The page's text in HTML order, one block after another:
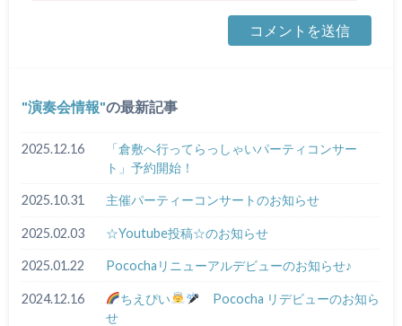
演奏会情報 の最新記事
2025.12.16
「倉敷へ行ってらっしゃいパーティコンサー
ト」予約開始！
2025.10.31 主催パーティーコンサートのお知らせ
2025.02.03 ☆Youtube投稿☆のお知らせ
2025.01.22 Pocochaリニューアルデビューのお知らせ♪
2024.12.16 ちえぴい
Pococha リデビューのお知ら
せ